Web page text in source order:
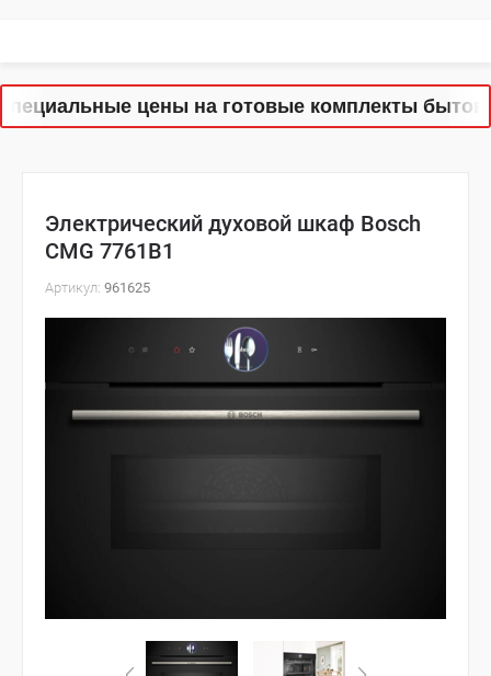
цены на готовые комплекты бытовой
Электрический духовой шкаф Bosch
CMG 7761B1
Артикул: 961625